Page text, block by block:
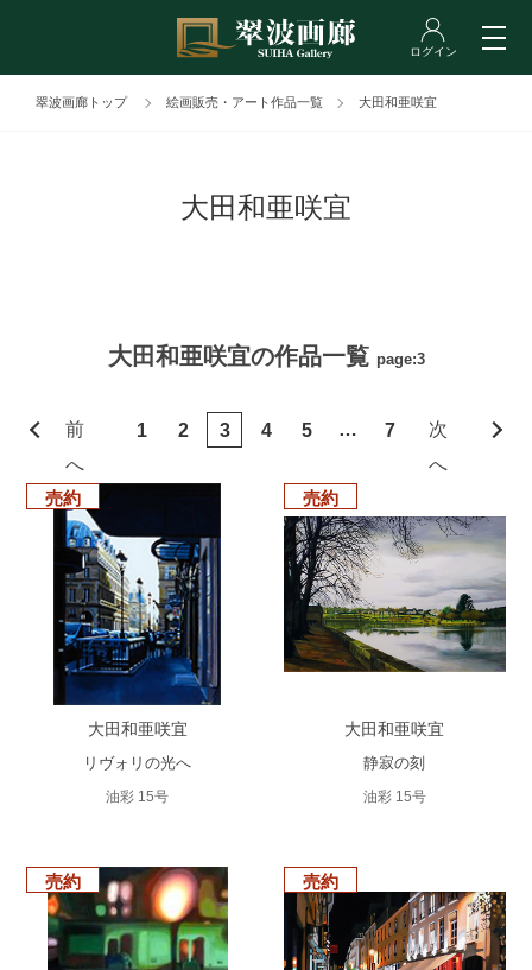
翠波画廊トップ 絵画販売・アート作品一覧 大田和亜咲宜
大田和亜咲宜
大田和亜咲宜の作品一覧 page:3
前
へ
1 2 3 4 5 … 7
次
へ
売約
大田和亜咲宜
リヴォリの光へ
油彩 15号
売約
大田和亜咲宜
静寂の刻
油彩 15号
売約 売約